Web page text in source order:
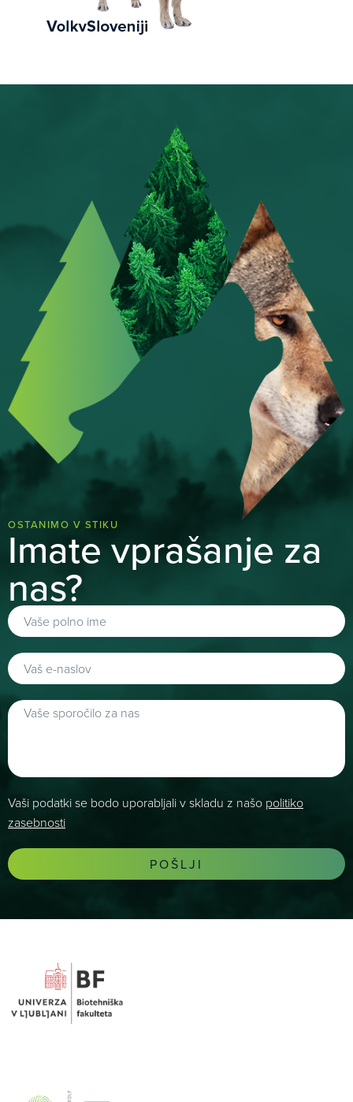
OSTANIMO V STIKU
Imate vprašanje za
nas?
Vaši podatki se bodo uporabljali v skladu z našo politiko
zasebnosti
POŠLJI